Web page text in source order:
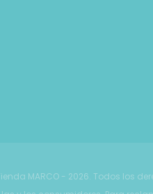
MARCO - 2026. Todos los